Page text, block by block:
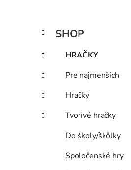
e
l
Preskočiť
kategórie
K
a
e
g
ó
r
e
SHOP
HRAČKY
Pre najmenších
Hračky
Tvorivé hračky
Do školy/škôlky
Spoločenské hry